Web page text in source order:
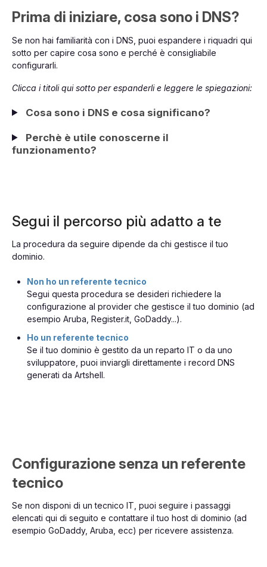
Prima di iniziare, cosa sono i DNS?
Se non hai familiarità con i DNS, puoi espandere i riquadri qui
sotto per capire cosa sono e perché è consigliabile
configurarli.
Clicca i titoli qui sotto per espanderli e leggere le spiegazioni:
Cosa sono i DNS e cosa significano?
Perchè è utile conoscerne il
funzionamento?
Segui il percorso più adatto a te
La procedura da seguire dipende da chi gestisce il tuo
dominio.
Non ho un referente tecnico
Segui questa procedura se desideri richiedere la
configurazione al provider che gestisce il tuo dominio (ad
esempio Aruba, Register.it, GoDaddy...).
Ho un referente tecnico
Se il tuo dominio è gestito da un reparto IT o da uno
sviluppatore, puoi inviargli direttamente i record DNS
generati da Artshell.
Configurazione senza un referente
tecnico
Se non disponi di un tecnico IT, puoi seguire i passaggi
elencati qui di seguito e contattare il tuo host di dominio (ad
esempio GoDaddy, Aruba, ecc) per ricevere assistenza.